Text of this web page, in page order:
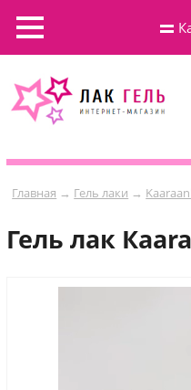
Главная → Гель лаки →
Гель лак